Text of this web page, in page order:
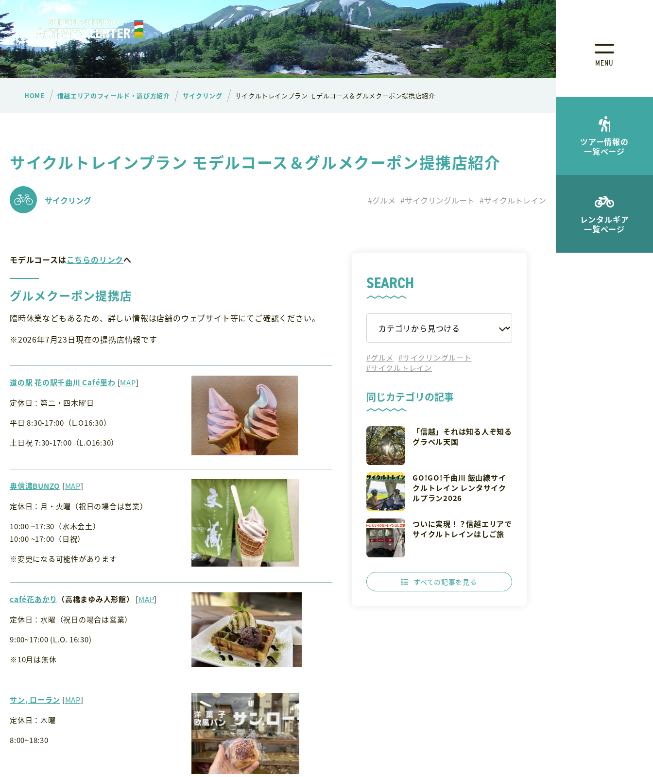
MENU
ツアー情報の
一覧ページ
レンタルギア
一覧ページ
HOME 信越エリアのフィールド・遊び方紹介 サイクリング サイクルトレインプラン モデルコース＆グルメクーポン提携店紹介
サイクルトレインプラン モデルコース＆グルメクーポン提携店紹介
サイクリング #グルメ #サイクリングルート #サイクルトレイン
モデルコースはこちらのリンクへ
グルメクーポン提携店
臨時休業などもあるため、詳しい情報は店舗のウェブサイト等にてご確認ください。
※2026年7月23日現在の提携店情報です
道の駅 花の駅千曲川 Café里わ [MAP]
定休日：第二・四木曜日
平日 8:30-17:00（L.O16:30）
土日祝 7:30-17:00（L.O16:30）
奥信濃BUNZO [MAP]
定休日：月・火曜（祝日の場合は営業）
10:00 ~17:30（水木金土）
10:00 ~17:00（日祝）
※変更になる可能性があります
café花あかり （高橋まゆみ人形館） [MAP]
定休日：水曜（祝日の場合は営業）
9:00~17:00 (L.O. 16:30)
※10月は無休
サン, ローラン [MAP]
定休日：木曜
8:00~18:30
SEARCH
#グルメ
#サイクリングルート
#サイクルトレイン
同じカテゴリの記事
「信越」それは知る人ぞ知る
グラベル天国
GO!GO!千曲川 飯山線サイ
クルトレイン レンタサイク
ルプラン2026
ついに実現！？信越エリアで
サイクルトレインはしご旅
すべての記事を見る